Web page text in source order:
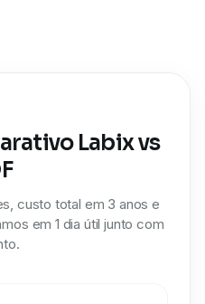
Labix vs
custo total em 3 anos e
em 1 dia útil junto com